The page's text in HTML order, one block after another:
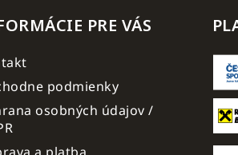
PRE VÁS
podmienky
osobných údajov /